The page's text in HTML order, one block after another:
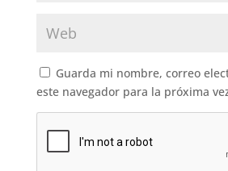
Guarda mi nombre, correo
este navegador para la próxima